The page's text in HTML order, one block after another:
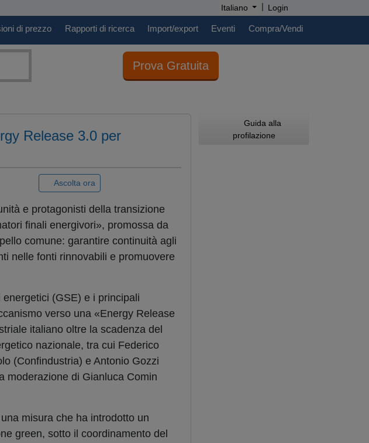
Italiano | Login
di prezzo Rapporti di ricerca Import/export Eventi Compra/Vendi
Prova Gratuita
Release 3.0 per
Ascolta ora
e protagonisti della transizione
finali energivori», promossa da
comune: garantire continuità agli
nelle fonti rinnovabili e promuovere
(GSE) e i principali
verso una «Energy Release
italiano oltre la scadenza del
nazionale, tra cui Federico
(Confindustria) e Antonio Gozzi
moderazione di Gianluca Comin
misura che ha introdotto un
green, sotto il coordinamento del
Guida alla
profilazione